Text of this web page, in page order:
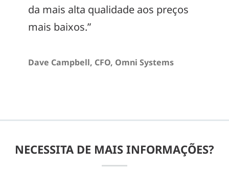
da mais alta qualidade aos preços
mais baixos.”
Dave Campbell, CFO, Omni Systems
NECESSITA DE MAIS INFORMAÇÕES?